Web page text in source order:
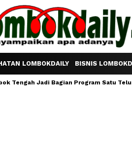
LOMBOKDAILY BISNIS
Tengah Jadi Bagian Program Satu